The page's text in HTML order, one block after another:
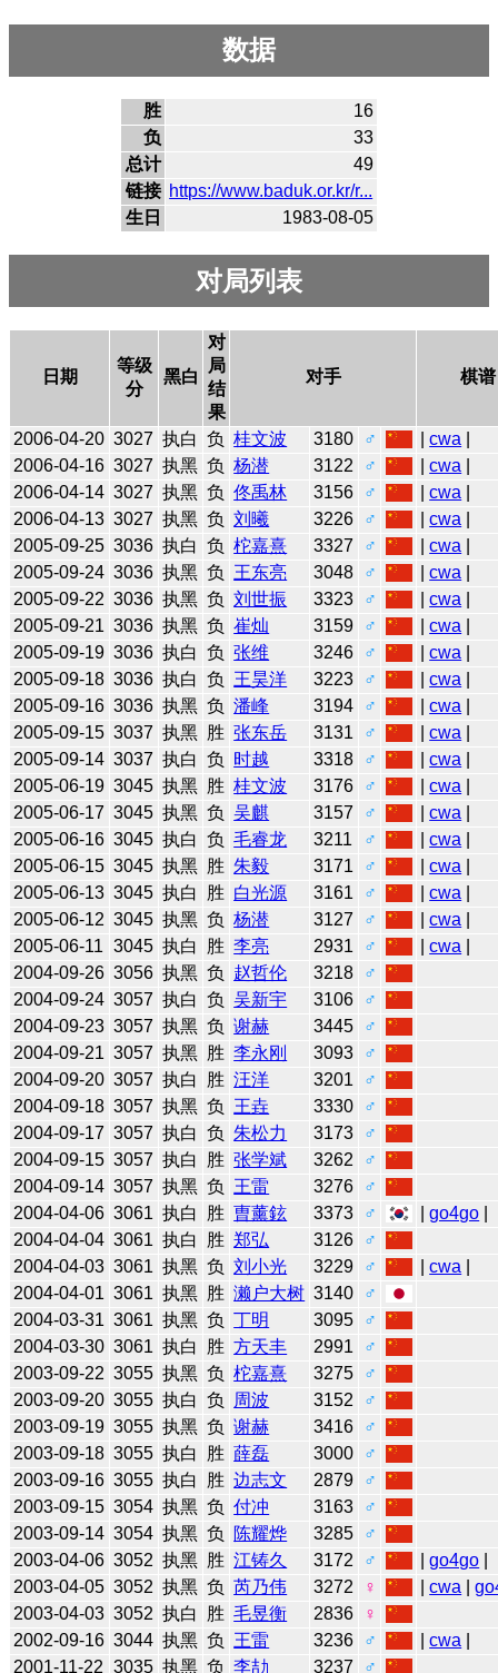
数据
胜
16
负
33
总计
49
链接 https://www.baduk.or.kr/r...
生日
1983-08-05
对局列表
日期
等级
分
黑白
对
局
结
果
对手 棋谱
2006-04-20 3027 执白 负 桂文波 3180 ♂ |cwa
2006-04-16 3027 执黑 负 杨潜 3122 ♂ |cwa
2006-04-14 3027 执黑 负 佟禹林 3156 ♂ |cwa
2006-04-13 3027 执黑 负 刘曦 3226 ♂ |cwa
2005-09-25 3036 执白 负 柁嘉熹 3327 ♂ |cwa
2005-09-24 3036 执黑 负 王东亮 3048 ♂ |cwa
2005-09-22 3036 执黑 负 刘世振 3323 ♂ |cwa
2005-09-21 3036 执黑 负 崔灿 3159 ♂ |cwa
2005-09-19 3036 执白 负 张维 3246 ♂ |cwa
2005-09-18 3036 执白 负 王昊洋 3223 ♂ |cwa
2005-09-16 3036 执黑 负 潘峰 3194 ♂ |cwa
2005-09-15 3037 执黑 胜 张东岳 3131 ♂ |cwa
2005-09-14 3037 执白 负 时越 3318 ♂ |cwa
2005-06-19 3045 执黑 胜 桂文波 3176 ♂ |cwa
2005-06-17 3045 执黑 负 吴麒 3157 ♂ |cwa
2005-06-16 3045 执白 负 毛睿龙 3211 ♂ |cwa
2005-06-15 3045 执黑 胜 朱毅 3171 ♂ |cwa
2005-06-13 3045 执白 胜 白光源 3161 ♂ |cwa
2005-06-12 3045 执黑 负 杨潜 3127 ♂ |cwa
2005-06-11 3045 执白 胜 李亮 2931 ♂ |cwa
2004-09-26 3056 执黑 负 赵哲伦 3218
♂
2004-09-24 3057 执白 负 吴新宇 3106
♂
2004-09-23 3057 执黑 负 谢赫 3445
♂
2004-09-21 3057 执黑 胜 李永刚 3093
♂
2004-09-20 3057 执白 胜 汪洋 3201
♂
2004-09-18 3057 执黑 负 王垚 3330
♂
2004-09-17 3057 执白 负 朱松力 3173
♂
2004-09-15 3057 执白 胜 张学斌 3262
♂
2004-09-14 3057 执黑 负 王雷 3276
♂
2004-04-06 3061 执白 胜 曺薰鉉 3373 ♂ |go4go
2004-04-04 3061 执白 胜 郑弘 3126
♂
2004-04-03 3061 执黑 负 刘小光 3229 ♂ |cwa
2004-04-01 3061 执黑 胜 濑户大树 3140
♂
2004-03-31 3061 执黑 负 丁明 3095
♂
2004-03-30 3061 执白 胜 方天丰 2991
♂
2003-09-22 3055 执黑 负 柁嘉熹 3275
♂
2003-09-20 3055 执白 负 周波 3152
♂
2003-09-19 3055 执黑 负 谢赫 3416
♂
2003-09-18 3055 执白 胜 薛磊 3000
♂
2003-09-16 3055 执白 胜 边志文 2879
♂
2003-09-15 3054 执黑 负 付冲 3163
♂
2003-09-14 3054 执黑 负 陈耀烨 3285
♂
2003-04-06 3052 执黑 胜 江铸久 3172 ♂ |go4go
2003-04-05 3052 执黑 负 芮乃伟 3272 ♀ |cwa |
2003-04-03 3052 执白 胜 毛昱衡 2836
♀
2002-09-16 3044 执黑 负 王雷 3236 ♂ |cwa
2001-11-22 3035 执黑 负 李劼 3237 ♂